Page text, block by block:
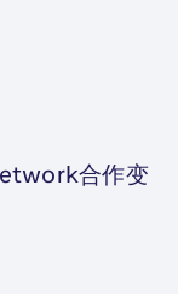
合作变